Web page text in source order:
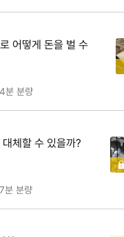
어떻게 돈을 벌 수
분 분량
체할 수 있을까?
분 분량